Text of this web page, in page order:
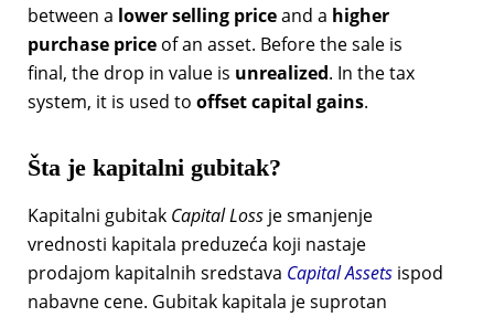
between a lower selling priceand a higher
purchase priceof an asset. Before the sale is
final, the drop in value is unrealized. In the tax
system, it is used to offset capital gains.
Šta je kapitalni gubitak?
Kapitalni gubitak Capital Lossje smanjenje
vrednosti kapitala preduzeća koji nastaje
prodajom kapitalnih sredstava Capital Assetsispod
nabavne cene. Gubitak kapitala je suprotan